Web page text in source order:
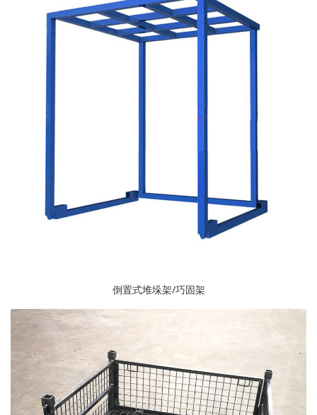
倒置式堆垛架/巧固架